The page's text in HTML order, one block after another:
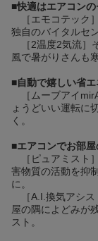
■快適はエアコン
［エモコテック
独自のバイタルセ
［2温度2気流］
風で暑がりさんも
■自動で嬉しい省エ
［ムーブアイ
ょうどいい運転に
く。
■エアコンでお部
［ピュアミスト
害物質の活動を抑
に。
［A.I.換気アシス
屋の隅によどみが
スト。